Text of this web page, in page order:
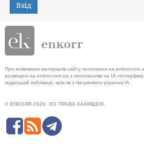
Вхід
При копіюванні матеріалів сайту посилання на
розміщені на enkorr.com.ua з посиланням на ІА
подальшій публікації, крім як з письмового рішення ІА.
© ENKORR 2026. УСІ ПРАВА ЗАХИЩЕНІ.